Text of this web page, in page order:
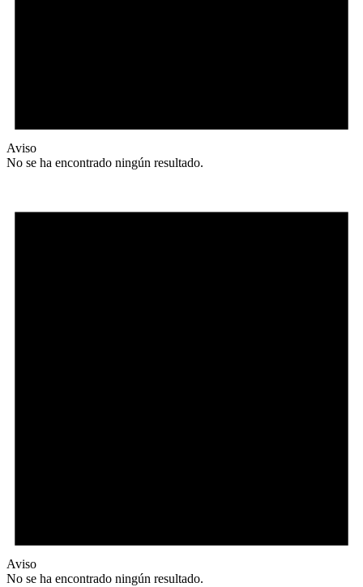
Aviso
No se ha encontrado ningún resultado.
Aviso
No se ha encontrado ningún resultado.